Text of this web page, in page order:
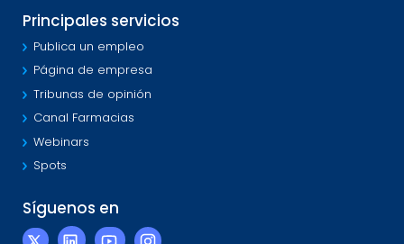
Principales servicios
Publica un empleo
Página de empresa
Tribunas de opinión
Canal Farmacias
Webinars
Spots
Síguenos en